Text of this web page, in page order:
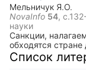
Мельничук Я.О.
NovaInfo 54,
науки
Санкции,
обходятся
работают в
заявил бывший
Список